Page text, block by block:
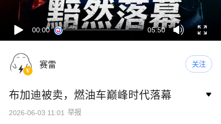
00:00 05:50
赛雷 关注
布加迪被卖，燃油车巅峰时代落幕
2026-06-03 11:01 举报